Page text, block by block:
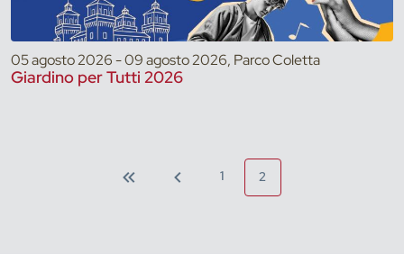
05 agosto 2026 - 09 agosto 2026, Parco Coletta
Giardino per Tutti 2026
1 2